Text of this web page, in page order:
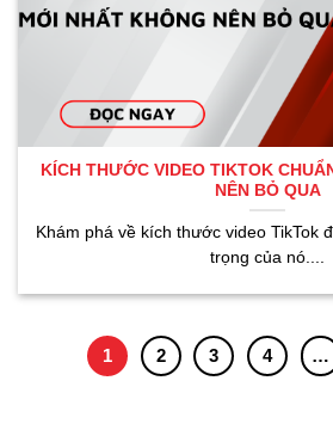
KÍCH THƯỚC VIDEO TIKTOK
NÊN BỎ QUA
Khám phá về kích thước video TikTok
trọng của nó....
1 2 3 4 …